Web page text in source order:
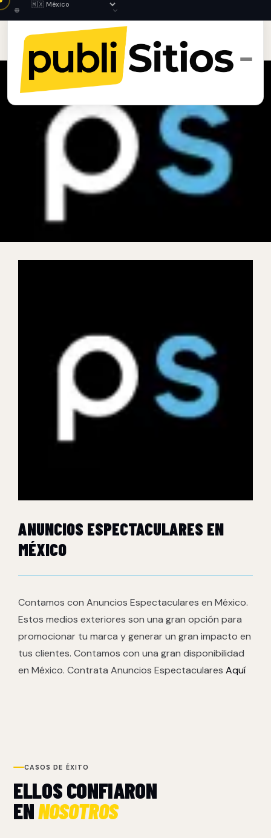
ANUNCIOS ESPECTACULARES EN
MÉXICO
Contamos con Anuncios Espectaculares en México.
Estos medios exteriores son una gran opción para
promocionar tu marca y generar un gran impacto en
tus clientes. Contamos con una gran disponibilidad
en México. Contrata Anuncios Espectaculares Aquí
CASOS DE ÉXITO
ELLOS CONFIARON
ENNOSOTROS